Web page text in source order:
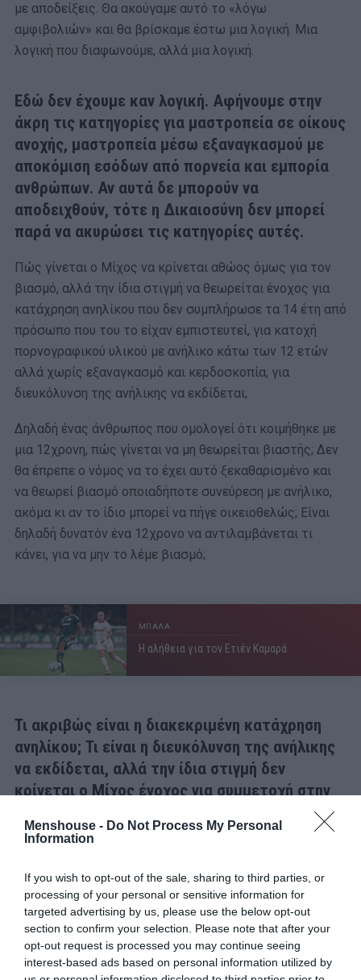
Menshouse - Do Not Process My Personal
Information
If you wish to opt-out of the sale, sharing to third parties, or
processing of your personal or sensitive information for
targeted advertising by us, please use the below opt-out
section to confirm your selection. Please note that after your
opt-out request is processed you may continue seeing
interest-based ads based on personal information utilized by
με αποδείξεις. Θα ακούγαμε αυτό το «λόγω
αμφιβολιών» και θα βρίσκαμε έστω μια λογική. Μια
λογική που διαφωνούμε, αλλά μια λογική.
Εδώ δεν έχουμε καν λογική. Αφήνουμε στην
άκρη τις κατηγορίες για μαστροπεία σε οίκους
ανοχής, μαστροπεία μέσω εξαναγκασμού με
αποκόμιση εσόδων από πορνεία και εμπορία
ανθρώπων. Αν αυτά δε μπορούν να
αποδειχθούν, τότε η Δικαιοσύνη δεν μπορεί
παρά να ακυρώσει τις κατηγορίες αυτές.
Πώς γίνεται ο Μίχος να κρίνεται αθώος όμως για τον
βιασμό, αλλά την ίδια στιγμή να θεωρείται ένοχος για
κατάχρηση ανηλίκου που δεν συμπλήρωσε τα 14 έτη από
πρόσωπο που του το είχαν εμπιστευτεί, για κατοχή
πορνογραφικού υλικού με ανήλικο κάτω των 12 ετών
αλλά χωρίς εξαναγκασμό και κερδοσκοπία, για
διευκόλυνση της ανήλικης να εκδίδεται;
Δηλαδή ένας άνθρωπος που ομολογεί ότι κοιμήθηκε με
μια 12χρονη, πώς γίνεται να μη θεωρείται βιαστής; Δεν
θα έπρεπε ο νόμος να το έχει αυτό ξεκαθαρισμένο και
να θεωρεί βιασμό οποιαδήποτε συνεύρεση με ανήλικο,
ακόμα κι αν το ίδιο μπορεί να πήγε οικειοθελώς; Είναι
δηλαδή δυνατόν ένα 12χρονο να αντιλαμβάνεται τι
κάνει, για να μην το λέμε βιασμό;
ΜΠΑΛΑ
Η αλήθεια για τον Ετιέν Καμαρά
Τι ακριβώς είναι η διακεκριμένη κατάχρηση
ανηλίκου; Τι είναι η διευκόλυνση της ανήλικης
να εκδίδεται, αλλά την ίδια στιγμή δεν
κρίνεται ο Μίχος ένοχος για συμμετοχή στην
μαστροπεία; Και τα δύο μαζί, πραγματικά, δε
στέκουν καθόλου.
ο νόμος δεν το θεωρεί βιασμό, αλλά το αποκαλεί
διακεκριμένη κατάχρηση για να υπάρξει μια ελαφριά
ποινή, τότε το πράγμα είναι πολύ χειρότερο απ’ αυτό
που φανταζόμαστε και λέγεται για συγκάλυψη.